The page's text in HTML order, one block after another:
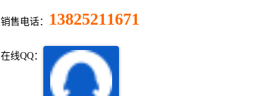
销售电话： 13825211671
在线QQ：